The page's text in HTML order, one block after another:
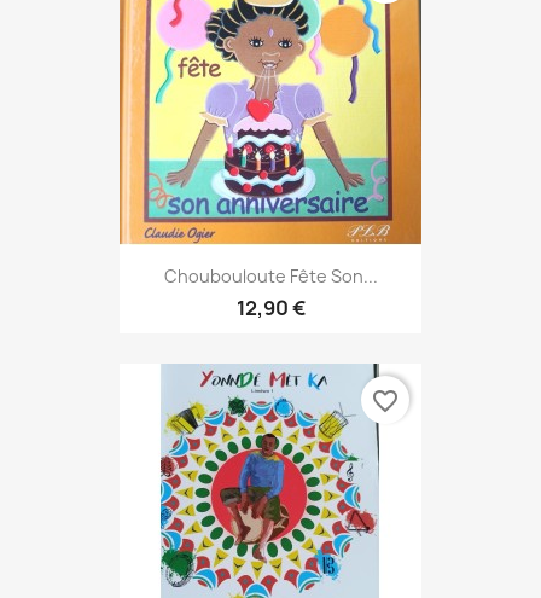
Choubouloute Fête Son...
12,90 €
favorite_border